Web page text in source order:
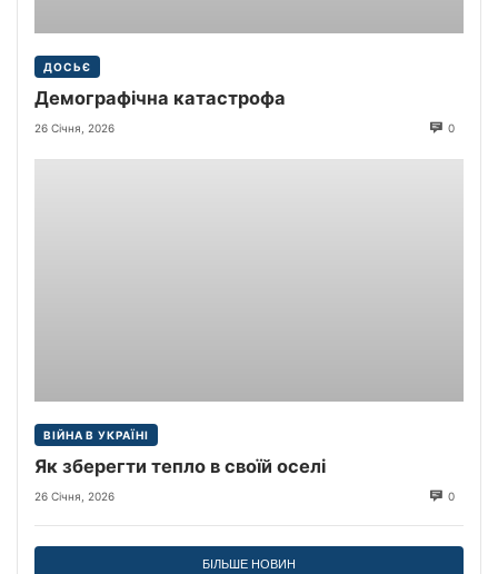
ДОСЬЄ
Демографічна катастрофа
26 Січня, 2026 0
ВІЙНА В УКРАЇНІ
Як зберегти тепло в своїй оселі
26 Січня, 2026 0
БІЛЬШЕ НОВИН